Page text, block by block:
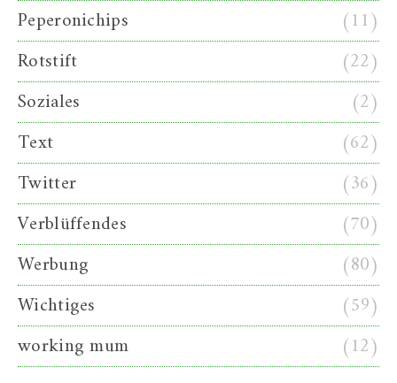
Peperonichips
(11)
Rotstift
(22)
Soziales
(2)
Text
(62)
Twitter
(36)
Verblüffendes
(70)
Werbung
(80)
Wichtiges
(59)
working mum
(12)